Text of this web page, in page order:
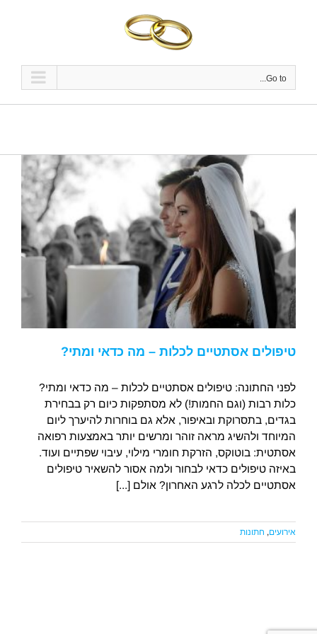
Go to...
טיפולים אסתטיים לכלות – מה כדאי ומתי?
לפני החתונה: טיפולים אסתטיים לכלות – מה כדאי ומתי?
כלות רבות (וגם החמות!) לא מסתפקות כיום רק בבחירת
בגדים, בתסרוקת ובאיפור, אלא גם בוחרות להיערך ליום
המיוחד ולהשיג מראה זוהר ומרשים יותר באמצעות רפואה
אסתטית: בוטוקס, הזרקת חומרי מילוי, עיבוי שפתיים ועוד.
באיזה טיפולים כדאי לבחור ולמה אסור להשאיר טיפולים
אסתטיים לכלה לרגע האחרון? אולם [...]
אירועים, חתונות